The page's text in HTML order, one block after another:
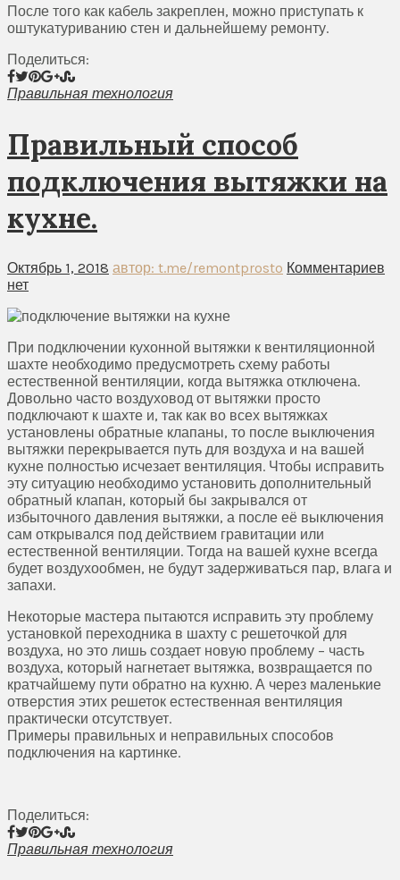
После того как кабель закреплен, можно приступать к
оштукатуриванию стен и дальнейшему ремонту.
Поделиться:
Правильная технология
Правильный способ
подключения вытяжки на
кухне.
Октябрь 1, 2018 автор: t.me/remontprosto Комментариев
нет
При подключении кухонной вытяжки к вентиляционной
шахте необходимо предусмотреть схему работы
естественной вентиляции, когда вытяжка отключена.
Довольно часто воздуховод от вытяжки просто
подключают к шахте и, так как во всех вытяжках
установлены обратные клапаны, то после выключения
вытяжки перекрывается путь для воздуха и на вашей
кухне полностью исчезает вентиляция. Чтобы исправить
эту ситуацию необходимо установить дополнительный
обратный клапан, который бы закрывался от
избыточного давления вытяжки, а после её выключения
сам открывался под действием гравитации или
естественной вентиляции. Тогда на вашей кухне всегда
будет воздухообмен, не будут задерживаться пар, влага и
запахи.
Некоторые мастера пытаются исправить эту проблему
установкой переходника в шахту с решеточкой для
воздуха, но это лишь создает новую проблему – часть
воздуха, который нагнетает вытяжка, возвращается по
кратчайшему пути обратно на кухню. А через маленькие
отверстия этих решеток естественная вентиляция
практически отсутствует.
Примеры правильных и неправильных способов
подключения на картинке.
Поделиться:
Правильная технология